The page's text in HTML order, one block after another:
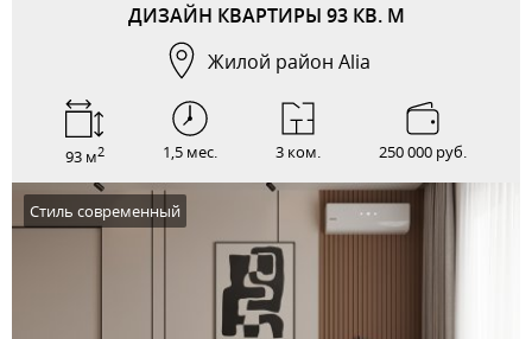
ДИЗАЙН КВАРТИРЫ 93 КВ. М
Жилой район Alia
93 м2 1,5 мес. 3 ком. 250 000 руб.
Стиль современный